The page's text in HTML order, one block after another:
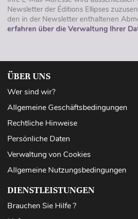
Newsletter der Éditions Ellipses
den in der Newsletter enthaltenen
erfahren über die Verwaltung Ihrer
ÜBER UNS
Wer sind wir?
Allgemeine Geschäftsbedingungen
Rechtliche Hinweise
Persönliche Daten
Verwaltung von Cookies
Allgemeine Nutzungsbedingungen
DIENSTLEISTUNGEN
Brauchen Sie Hilfe ?